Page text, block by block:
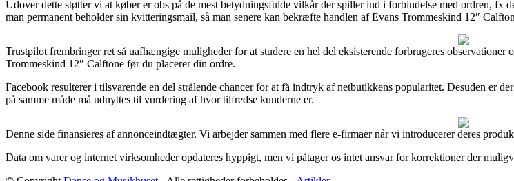
Udover dette støtter vi at køber er obs på de mest betydningsfulde vilkår der spiller ind i forbindelse med ordren, fx
man permanent beholder sin kvitteringsmail, så man senere kan bekræfte handlen af Evans Trommeskind 12″
Trustpilot frembringer ret så uafhængige muligheder for at studere en hel del eksisterende forbrugeres
Trommeskind 12″ Calftone før du placerer din ordre.
Facebook resulterer i tilsvarende en del strålende chancer for at få indtryk af netbutikkens popularitet. Desuden er
på samme måde må udnyttes til vurdering af hvor tilfredse kunderne er.
Denne side finansieres af annonceindtægter. Vi arbejder sammen med flere e-firmaer når vi introducerer deres
Data om varer og internet virksomheder opdateres hyppigt, men vi påtager os intet ansvar for korrektioner der